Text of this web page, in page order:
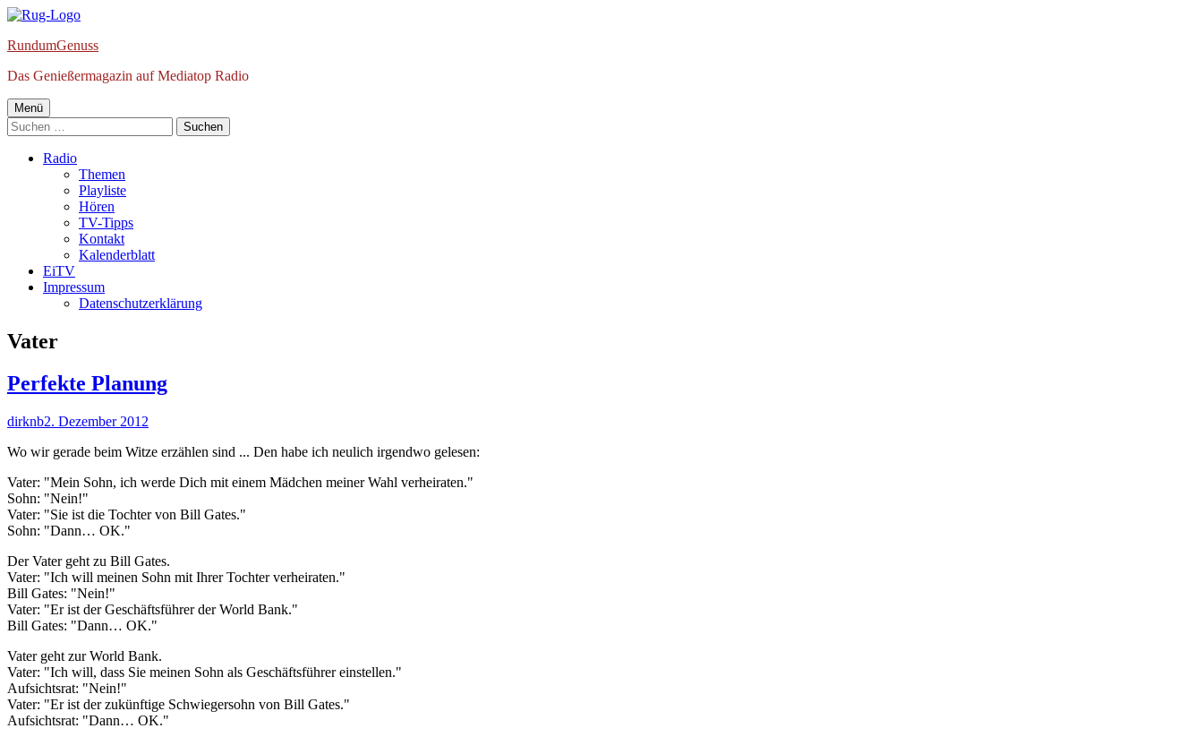
Springe
Inhalt
RundumGenuss
Das Genießermagazin auf Mediatop Radio
Primäres
Menü
Menü
Suchen
nach:
Radio
Themen
Playliste
Hören
TV-Tipps
Kontakt
Kalenderblatt
EiTV
Impressum
Datenschutzerklärung
Schlagwort:
Vater
Perfekte Planung
Autor
dirknbVeröffentlicht
2. Dezember 2012
Wo wir gerade beim Witze erzählen sind ... Den habe ich neulich irgendwo gelesen:
Vater: "Mein Sohn, ich werde Dich mit einem Mädchen meiner Wahl verheiraten."
Sohn: "Nein!"
Vater: "Sie ist die Tochter von Bill Gates."
Sohn: "Dann… OK."
Der Vater geht zu Bill Gates.
Vater: "Ich will meinen Sohn mit Ihrer Tochter verheiraten."
Bill Gates: "Nein!"
Vater: "Er ist der Geschäftsführer der World Bank."
Bill Gates: "Dann… OK."
Vater geht zur World Bank.
Vater: "Ich will, dass Sie meinen Sohn als Geschäftsführer einstellen."
Aufsichtsrat: "Nein!"
Vater: "Er ist der zukünftige Schwiegersohn von Bill Gates."
Aufsichtsrat: "Dann… OK."